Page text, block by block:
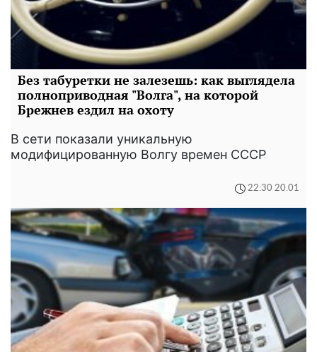
Без табуретки не залезешь: как выглядела
полноприводная "Волга", на которой
Брежнев ездил на охоту
В сети показали уникальную
модифицированную Волгу времен СССР
22:30 20.01